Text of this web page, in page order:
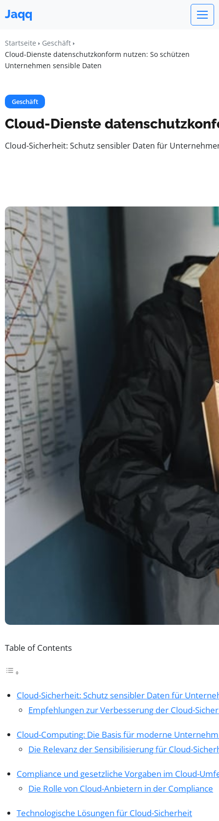
Jaqq
Startseite
Geschäft
Cloud-Dienste datenschutzkonform nutzen: So schützen
Unternehmen sensible Daten
Geschäft
Cloud-Dienste
Cloud-Sicherheit: Schutz sensibler Daten für
Table of Contents
Cloud-Sicherheit: Schutz sensibler Daten für
Empfehlungen zur Verbesserung der Cloud-
Cloud-Computing: Die Basis für moderne
Die Relevanz der Sensibilisierung für Cloud-
Compliance und gesetzliche Vorgaben im Cloud-
Die Rolle von Cloud-Anbietern in der Compliance
Technologische Lösungen für Cloud-Sicherheit